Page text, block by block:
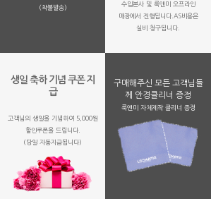
(착불발송)
수입본사 및 룩앤미 오프라인
매장에서 진행됩니다.AS비용은
실비 청구됩니다.
생일 축하 기념 쿠폰 지
급
고객님의 생일을 기념하여 5,000원
할인쿠폰을 드립니다.
(당일 자동지급됩니다)
구매해주신 모든 고객님들
께 안경클리너 증정
룩앤미 자체제작 클리너 증정